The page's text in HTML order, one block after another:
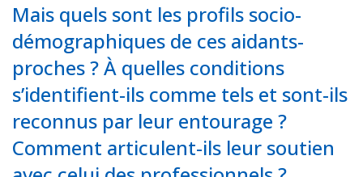
Mais quels sont les profils socio-
démographiques de ces aidants-
proches ? À quelles conditions
s’identifient-ils comme tels et sont-ils
reconnus par leur entourage ?
Comment articulent-ils leur soutien